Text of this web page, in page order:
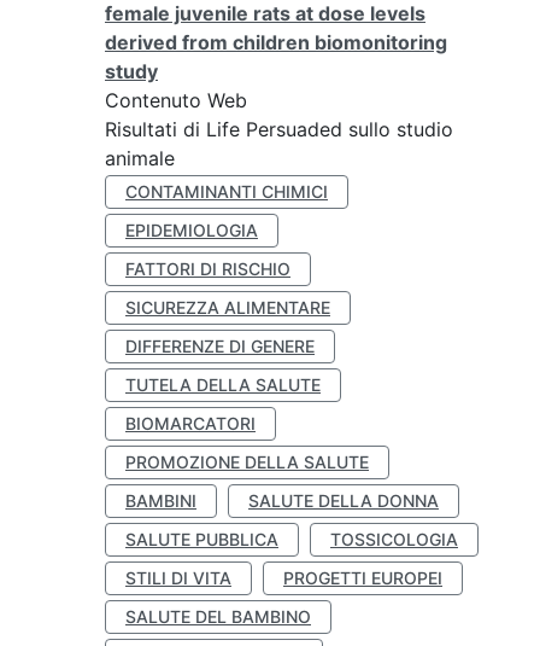
female juvenile rats at dose levels
derived from children biomonitoring
study
Contenuto Web
Risultati di Life Persuaded sullo studio
animale
CONTAMINANTI CHIMICI
EPIDEMIOLOGIA
FATTORI DI RISCHIO
SICUREZZA ALIMENTARE
DIFFERENZE DI GENERE
TUTELA DELLA SALUTE
BIOMARCATORI
PROMOZIONE DELLA SALUTE
BAMBINI
SALUTE DELLA DONNA
SALUTE PUBBLICA
TOSSICOLOGIA
STILI DI VITA
PROGETTI EUROPEI
SALUTE DEL BAMBINO